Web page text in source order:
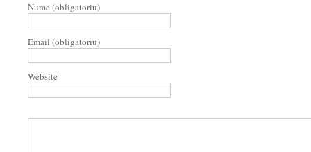
Nume (obligatoriu)
Email (obligatoriu)
Website